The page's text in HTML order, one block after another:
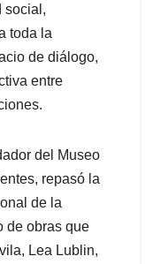
social,
toda la
de diálogo,
entre
del Museo
repasó la
de la
de obras que
Lea Lublin,